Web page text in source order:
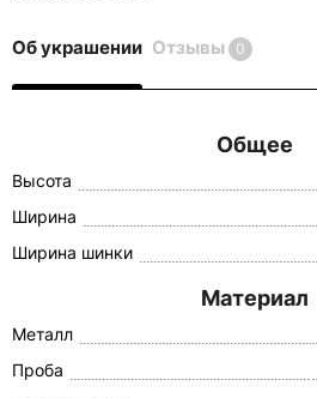
Об украшении Отзывы 0
Общее
Высота
Ширина
Ширина шинки
Материал
Металл
Проба